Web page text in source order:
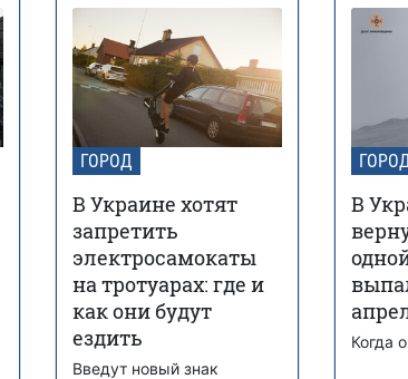
ГОРОД
В Украине хотят
запретить
электросамокаты
на тротуарах: где и
как они будут
ездить
Введут новый знак
В
Когда